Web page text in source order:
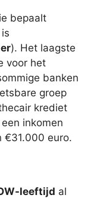
bepaalt
). Het laagste
voor het
banken
groep
krediet
inkomen
€31.000 euro.
leeftijd al